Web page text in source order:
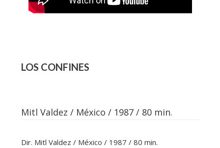
LOS CONFINES
Mitl Valdez / México / 1987 / 80 min.
Dir. Mitl Valdez / México / 1987 / 80 min.